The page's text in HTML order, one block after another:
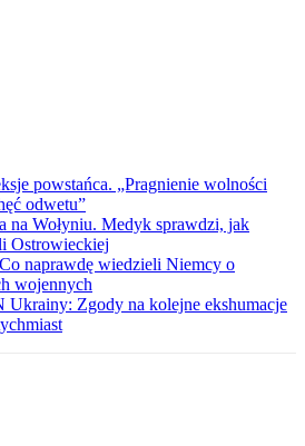
powstańca. „Pragnienie wolności
odwetu”
na Wołyniu. Medyk sprawdzi, jak
Ostrowieckiej
naprawdę wiedzieli Niemcy o
wojennych
Ukrainy: Zgody na kolejne ekshumacje